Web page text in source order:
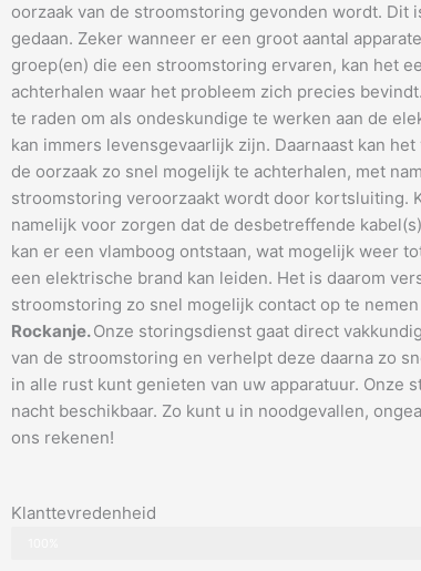
oorzaak van de stroomstoring gevonden wordt. Dit
gedaan. Zeker wanneer er een groot aantal
groep(en) die een stroomstoring ervaren, kan het
achterhalen waar het probleem zich precies
te raden om als ondeskundige te werken aan de
kan immers levensgevaarlijk zijn. Daarnaast kan
de oorzaak zo snel mogelijk te achterhalen, met
stroomstoring veroorzaakt wordt door kortsluiting.
namelijk voor zorgen dat de desbetreffende
kan er een vlamboog ontstaan, wat mogelijk weer
een elektrische brand kan leiden. Het is daarom
stroomstoring zo snel mogelijk contact op te
Rockanje.Onze storingsdienst gaat direct
van de stroomstoring en verhelpt deze daarna zo
in alle rust kunt genieten van uw apparatuur. Onze
nacht beschikbaar. Zo kunt u in noodgevallen,
ons rekenen!
Klanttevredenheid